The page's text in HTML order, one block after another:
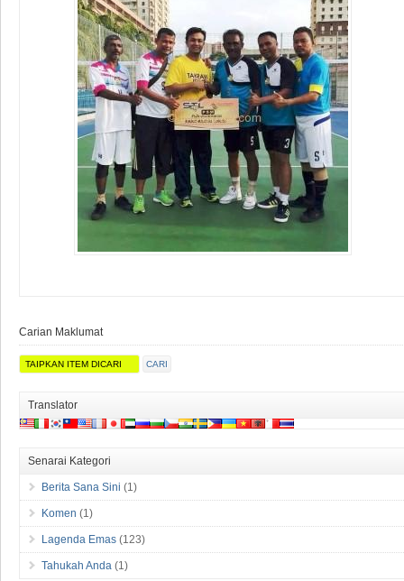
Carian Maklumat
Translator
Senarai Kategori
Berita Sana Sini (1)
Komen (1)
Lagenda Emas (123)
Tahukah Anda (1)